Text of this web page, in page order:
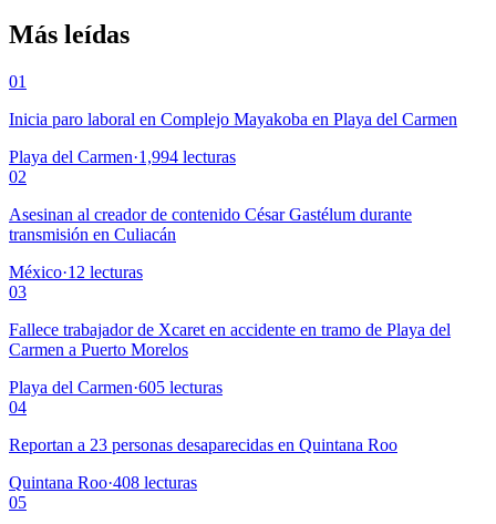
Más leídas
01
Inicia paro laboral en Complejo Mayakoba en Playa del Carmen
Playa del Carmen·1,994 lecturas
02
Asesinan al creador de contenido César Gastélum durante
transmisión en Culiacán
México·12 lecturas
03
Fallece trabajador de Xcaret en accidente en tramo de Playa del
Carmen a Puerto Morelos
Playa del Carmen·605 lecturas
04
Reportan a 23 personas desaparecidas en Quintana Roo
Quintana Roo·408 lecturas
05